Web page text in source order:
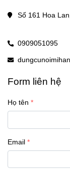
Số 161 Hoa
0909051095
Form liên hệ
Họ tên
Email